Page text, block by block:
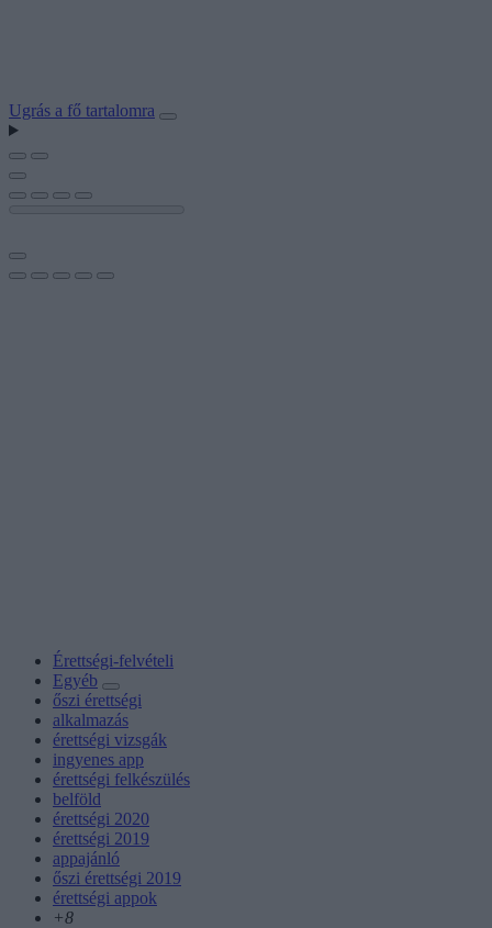
Ugrás a fő tartalomra
Érettségi-felvételi
Egyéb
őszi érettségi
alkalmazás
érettségi vizsgák
ingyenes app
érettségi felkészülés
belföld
érettségi 2020
érettségi 2019
appajánló
őszi érettségi 2019
érettségi appok
+8